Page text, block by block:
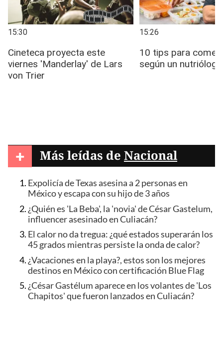
+ Más leídas de Nacional
Expolicía de Texas asesina a 2 personas en
México y escapa con su hijo de 3 años
¿Quién es 'La Beba', la 'novia' de César Gastelum,
influencer asesinado en Culiacán?
El calor no da tregua: ¿qué estados superarán los
45 grados mientras persiste la onda de calor?
¿Vacaciones en la playa?, estos son los mejores
destinos en México con certificación Blue Flag
¿César Gastélum aparece en los volantes de 'Los
Chapitos' que fueron lanzados en Culiacán?